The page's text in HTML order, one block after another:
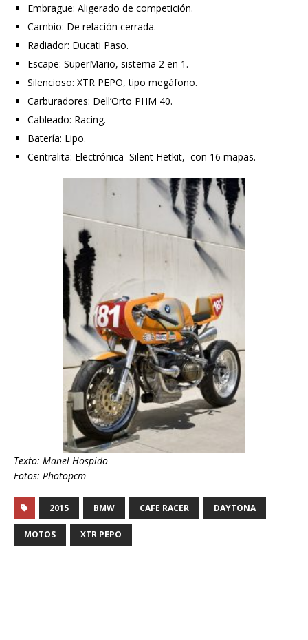
Embrague: Aligerado de competición.
Cambio: De relación cerrada.
Radiador: Ducati Paso.
Escape: SuperMario, sistema 2 en 1.
Silencioso: XTR PEPO, tipo megáfono.
Carburadores: Dell’Orto PHM 40.
Cableado: Racing.
Batería: Lipo.
Centralita: Electrónica Silent Hetkit, con 16 mapas.
Texto: Manel Hospido
Fotos: Photopcm
2015 BMW CAFE RACER DAYTONA
MOTOS XTR PEPO